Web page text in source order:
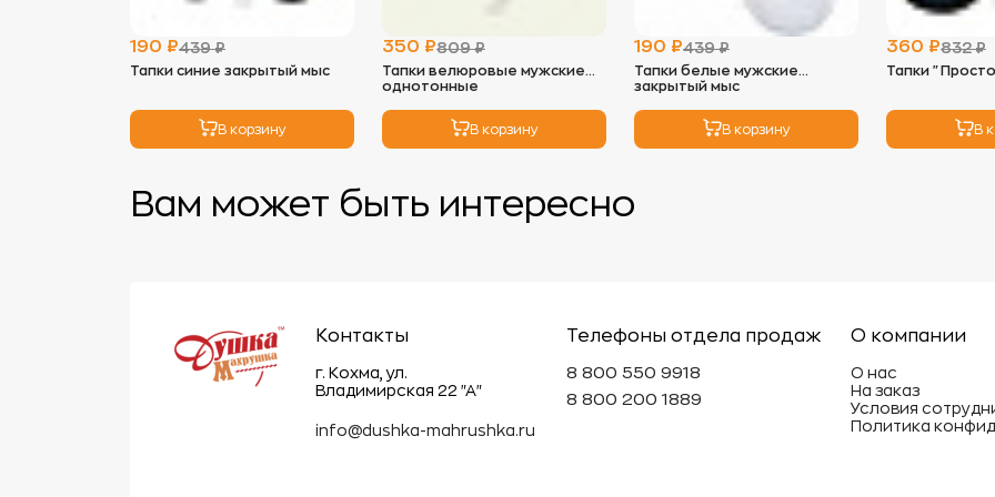
можно
низких
3.
Глажка:
- Не
может
Эти
махровые
190 ₽439 ₽
Тапки синие закрытый мыс
В корзину
350 ₽809 ₽
Тапки велюровые мужские
однотонные
В корзину
190 ₽439 ₽
Тапки белые мужские
закрытый мыс
В корзину
360 ₽832 ₽
Тапки
В
Вам может быть интересно
Контакты
г. Кохма, ул.
Владимирская 22 "А"
info@dushka-mahrushka.ru
Телефоны отдела продаж
8 800 550 9918
8 800 200 1889
О компании
О нас
На заказ
Условия
Политика